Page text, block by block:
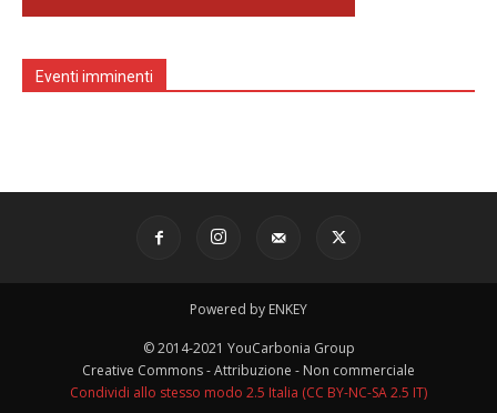
Eventi imminenti
Powered by ENKEY
© 2014-2021 YouCarbonia Group
Creative Commons - Attribuzione - Non commerciale
Condividi allo stesso modo 2.5 Italia (CC BY-NC-SA 2.5 IT)